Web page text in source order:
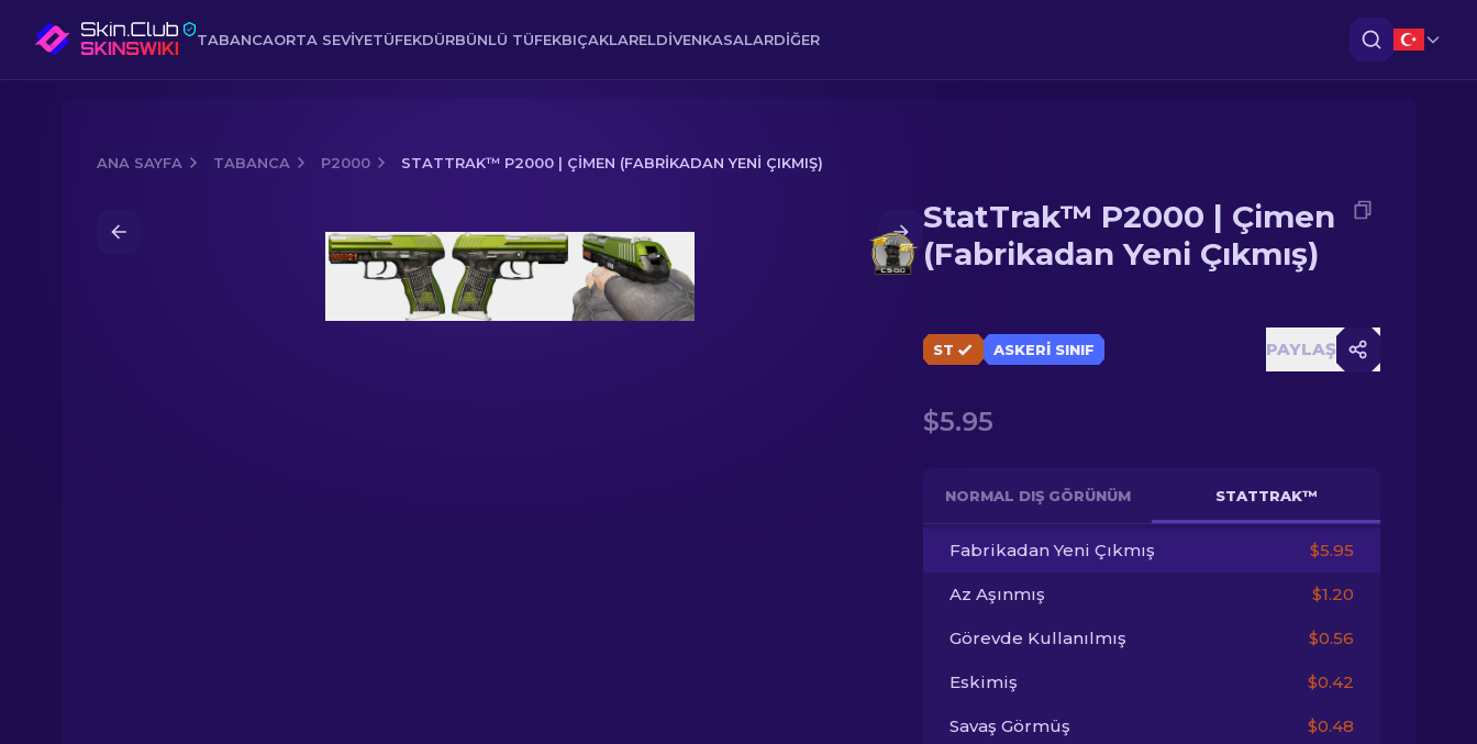
TABANCAORTA SEVIYETÜFEKDÜRBÜNLÜ TÜFEKBIÇAKLARELDIVENKASALARDIĞER
ANA SAYFA TABANCA P2000 STATTRAK™ P2000 | ÇIMEN (FABRIKADAN YENI ÇIKMIŞ)
StatTrak™ P2000 | Çimen (Fabrikadan Yeni Çıkmış)
StatTrak™ P2000 | Çimen
(Fabrikadan Yeni Çıkmış)
ST ASKERI SINIF PAYLAŞ
$5.95
NORMAL DIŞ GÖRÜNÜM STATTRAK™
Fabrikadan Yeni Çıkmış $5.95
Az Aşınmış $1.20
Görevde Kullanılmış $0.56
Eskimiş $0.42
Savaş Görmüş $0.48